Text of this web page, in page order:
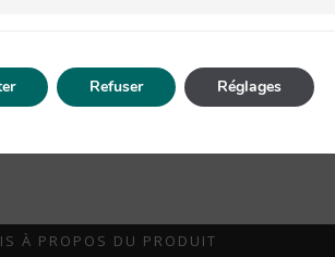
À PROPOS DU PRODUIT
Refuser Réglages